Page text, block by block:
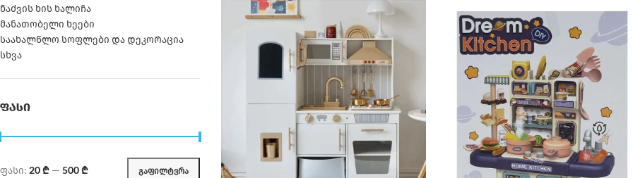
ნაძვის ხის ხალიჩა
მანათობელი ხეები
საახალწლო სოფლები და დეკორაცია
სხვა
ᲤᲐᲡᲘ
ᲒᲐᲤᲘᲚᲢᲕᲠᲐ
ფასი: 20 ₾ — 500 ₾